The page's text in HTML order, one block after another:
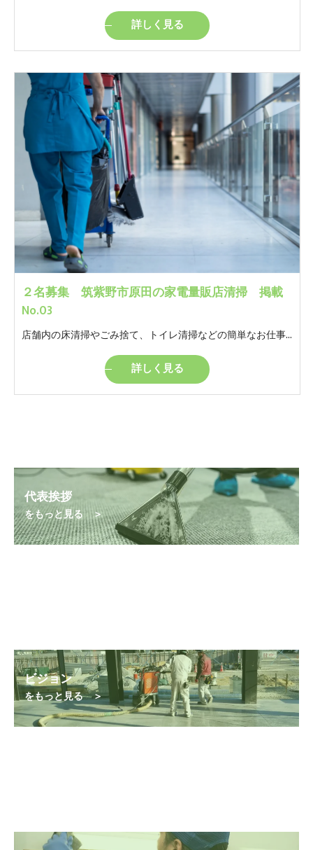
詳しく見る
２名募集 筑紫野市原田の家電量販店清掃 掲載
No.03
店舗内の床清掃やごみ捨て、トイレ清掃などの簡単なお仕事です。 モクモクと自分のペースでやっていただけるお仕事です。 ※女性トイレの清掃があります。
詳しく見る
代表挨拶
をもっと見る ＞
ビジョン
をもっと見る ＞